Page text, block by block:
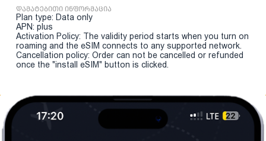
დამატებითი ინფორმაცია
Plan type: Data only
APN: plus
Activation Policy: The validity period starts when you turn on
roaming and the eSIM connects to any supported network.
Cancellation policy: Order can not be cancelled or refunded
once the "install eSIM" button is clicked.